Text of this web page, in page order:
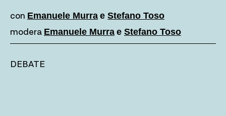
con Emanuele Murra e Stefano Toso
modera Emanuele Murra e Stefano Toso
DEBATE